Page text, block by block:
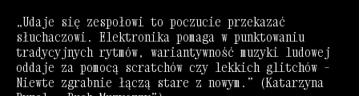
„Udaje się zespołowi to poczucie przekazać
słuchaczowi. Elektronika pomaga w punktowaniu
tradycyjnych rytmów, wariantywność muzyki ludowej
oddaje za pomocą scratchów czy lekkich glitchów –
Niewte zgrabnie łączą stare z nowym.” (Katarzyna